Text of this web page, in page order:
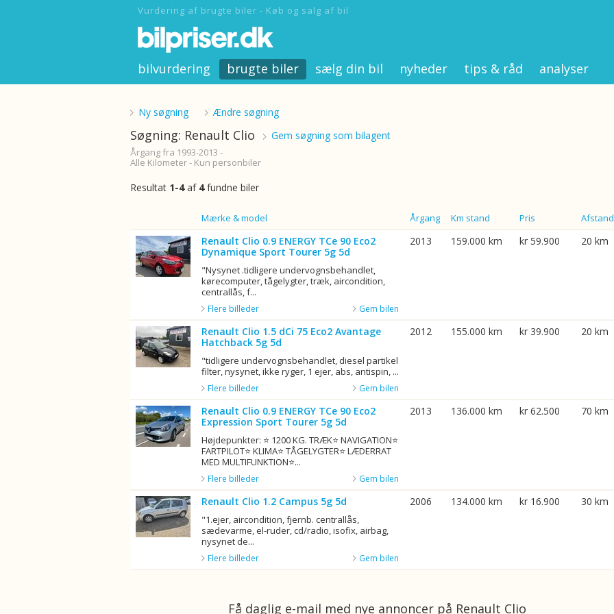
Vurdering af brugte biler - Køb og salg af bil
bilvurdering brugte biler sælg din bil nyheder tips & råd analyser
Ny søgning Ændre søgning
Søgning: Renault Clio Gem søgning som bilagent
Årgang fra 1993-2013 -
Alle Kilometer - Kun personbiler
Resultat 1-4af 4fundne biler
Mærke & model Årgang Km stand Pris Afstand
Renault Clio 0.9 ENERGY TCe 90 Eco2
Dynamique Sport Tourer 5g 5d
"Nysynet .tidligere undervognsbehandlet,
kørecomputer, tågelygter, træk, aircondition,
centrallås, f...
Gem bilen
Flere billeder
2013 159.000 km kr 59.900 20 km
Renault Clio 1.5 dCi 75 Eco2 Avantage
Hatchback 5g 5d
"tidligere undervognsbehandlet, diesel partikel
filter, nysynet, ikke ryger, 1 ejer, abs, antispin, ...
Gem bilen
Flere billeder
2012 155.000 km kr 39.900 20 km
Renault Clio 0.9 ENERGY TCe 90 Eco2
Expression Sport Tourer 5g 5d
Højdepunkter: ⭐ 1200 KG. TRÆK⭐ NAVIGATION⭐
FARTPILOT⭐ KLIMA⭐ TÅGELYGTER⭐ LÆDERRAT
MED MULTIFUNKTION⭐...
Gem bilen
Flere billeder
2013 136.000 km kr 62.500 70 km
Renault Clio 1.2 Campus 5g 5d
"1.ejer, aircondition, fjernb. centrallås,
sædevarme, el-ruder, cd/radio, isofix, airbag,
nysynet de...
Gem bilen
Flere billeder
2006 134.000 km kr 16.900 30 km
Få daglig e-mail med nye annoncer på Renault Clio